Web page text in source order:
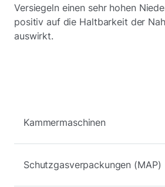
Versiegeln einen sehr hohen
positiv auf die Haltbarkeit der
auswirkt.
Kammermaschinen
Schutzgasverpackungen (MAP)